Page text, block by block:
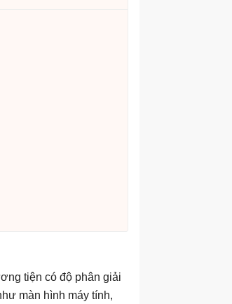
tiện có độ phân giải
màn hình máy tính,